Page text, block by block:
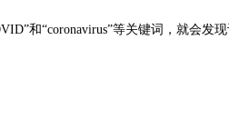
和“coronavirus”等关键词，就会